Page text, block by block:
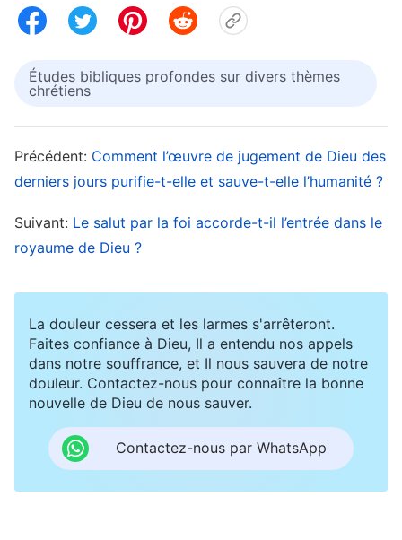
sous Sa forme spirituelle, alors ils ne
reconnaissent pas que Dieu Tout-Puissant est le
Seigneur Jésus revenu. C’est compréhensible si
on ne se base que sur les notions et les fruits de
l’imagination des humains, mais l’apparition et
l’œuvre de Dieu contiennent de grands mystères
que les humains ne peuvent pas concevoir. Sans
chercher la vérité ni analyser les choses en
accord avec les paroles de Dieu et les faits de
réponse. S’accrocher aveuglément à
l’interprétation littérale de la Bible et à ses
notions, ne pas accepter Christ qui exprime des
vérités, aura des conséquences inimaginables.
C’est comme les juifs qui n’ont pas accepté la
rédemption du Seigneur Jésus et ont été
damnés. Nous avons cette leçon douloureuse
Études bibliques profondes sur divers thèmes
chrétiens
Précédent: Comment l’œuvre de jugement de Dieu des
derniers jours purifie-t-elle et sauve-t-elle l’humanité ?
Suivant: Le salut par la foi accorde-t-il l’entrée dans le
royaume de Dieu ?
La douleur cessera et les larmes s'arrêteront.
Faites confiance à Dieu, Il a entendu nos appels
dans notre souffrance, et Il nous sauvera de notre
douleur. Contactez-nous pour connaître la bonne
nouvelle de Dieu de nous sauver.
Contactez-nous par WhatsApp